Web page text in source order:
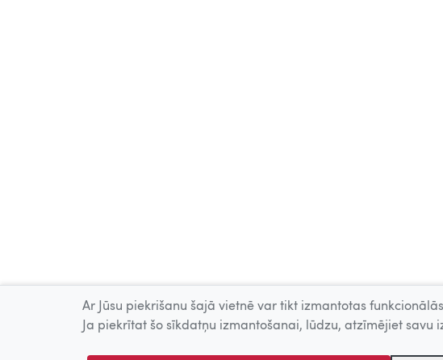
Ar Jūsu piekrišanu šajā vietnē var tikt izmantotas
Ja piekrītat šo sīkdatņu izmantošanai, lūdzu, atzīmējiet savu